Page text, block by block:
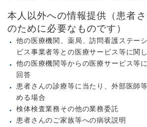
本人以外への情報提供（患者
のために必要なものです）
他の医療機関、薬局、訪問看護ステー
ビス事業者等との医療サービス等に関
他の医療機関等からの医療サービス等
回答
患者さんの診療等に当たり、外部医師
める場合
検体検査業務その他の業務委託
患者さんのご家族等への病状説明